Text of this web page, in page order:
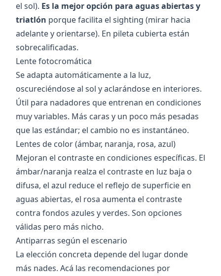
el sol). Es la mejor opción para aguas abiertas y
triatlón porque facilita el sighting (mirar hacia
adelante y orientarse). En pileta cubierta están
sobrecalificadas.
Lente fotocromática
Se adapta automáticamente a la luz,
oscureciéndose al sol y aclarándose en interiores.
Útil para nadadores que entrenan en condiciones
muy variables. Más caras y un poco más pesadas
que las estándar; el cambio no es instantáneo.
Lentes de color (ámbar, naranja, rosa, azul)
Mejoran el contraste en condiciones específicas. El
ámbar/naranja realza el contraste en luz baja o
difusa, el azul reduce el reflejo de superficie en
aguas abiertas, el rosa aumenta el contraste
contra fondos azules y verdes. Son opciones
válidas pero más nicho.
Antiparras según el escenario
La elección concreta depende del lugar donde
más nades. Acá las recomendaciones por